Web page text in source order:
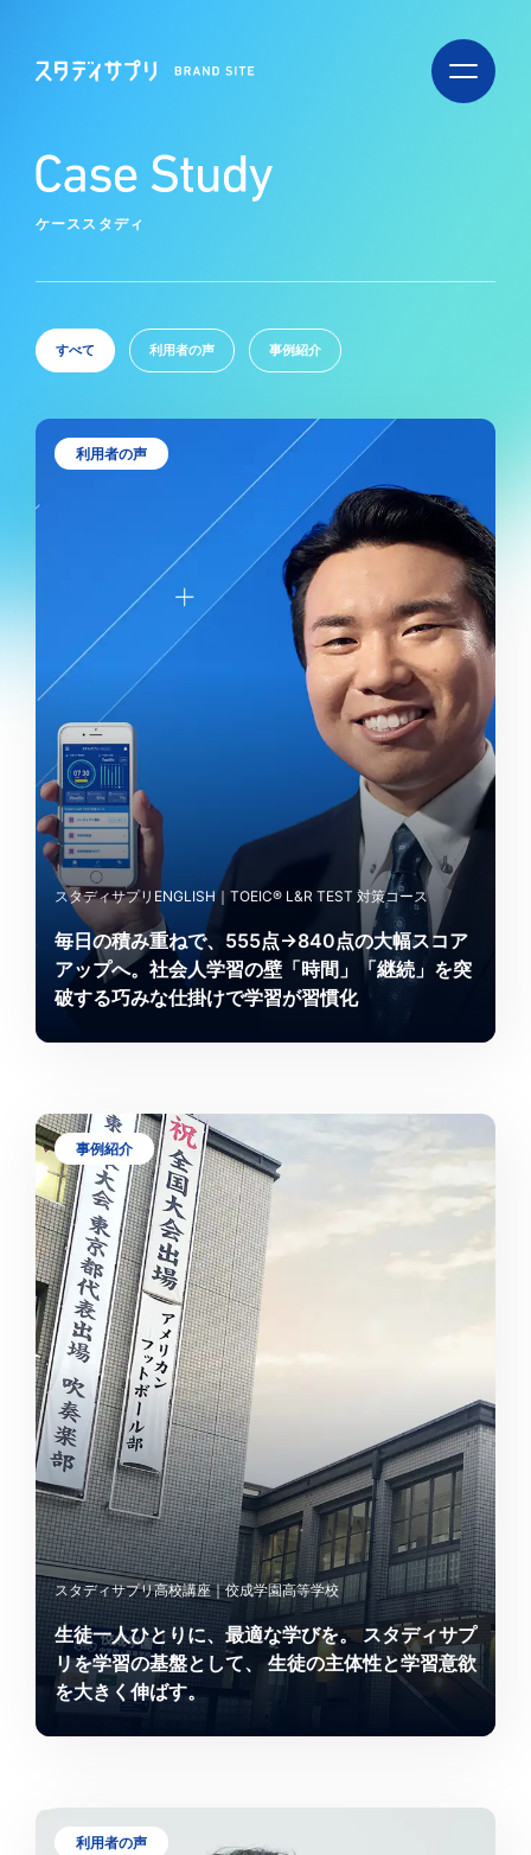
ス
サ
プ
リ
BRAND
ス
サ
プ
リ
BRAND
ケーススタディ
すべて 利用者の声 事例紹介
利用者の声
スタディサプリENGLISH｜TOEIC®︎ L&R TEST 対策コース
毎日の積み重ねで、555点→840点の大幅スコア
アップへ。社会人学習の壁「時間」「継続」を突
破する巧みな仕掛けで学習が習慣化
事例紹介
スタディサプリ高校講座｜佼成学園高等学校
生徒一人ひとりに、最適な学びを。 スタディサプ
リを学習の基盤として、 生徒の主体性と学習意欲
を大きく伸ばす。
利用者の声